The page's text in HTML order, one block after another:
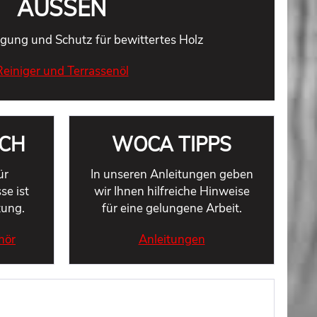
PFLEGE
& effiziente Pflege von Holz.
& Pflegeöle
AUSSEN
und Schutz für bewittertes Holz
und Terrassenöl
ist
WOCA TIPPS
In unseren Anleitungen geben
wir Ihnen hilfreiche Hinweise
für eine gelungene Arbeit.
Anleitungen